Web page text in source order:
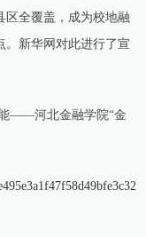
区全覆盖，成为校地融
。新华网对此进行了宣
——河北金融学院“金